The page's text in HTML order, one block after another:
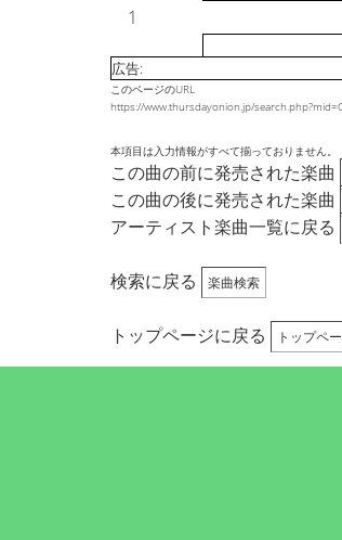
1
広告:
このページのURL
https://www.thursdayonion.jp/
本項目は入力情報がすべて揃っておりません。
この曲の前に発売された楽曲
この曲の後に発売された楽曲
アーティスト楽曲一覧に戻る
検索に戻る 楽曲検索
トップページに戻る トップペ